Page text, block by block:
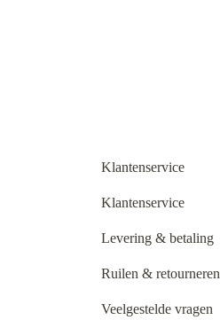
Klantenservice
Klantenservice
Levering & betaling
Ruilen & retourneren
Veelgestelde vragen